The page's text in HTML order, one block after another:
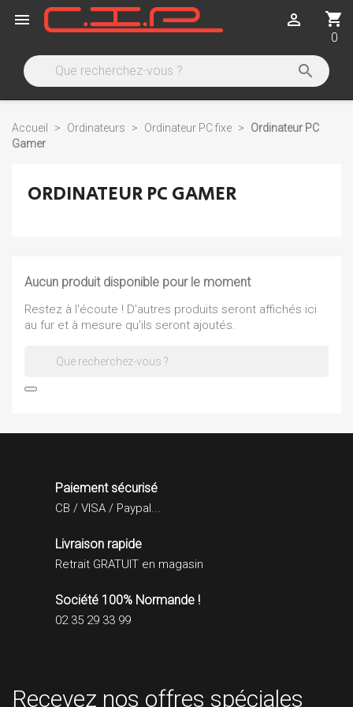
 shopping_cart
0


Accueil Ordinateurs Ordinateur PC fixe
Ordinateur PC
Gamer
ORDINATEUR PC GAMER
Aucun produit disponible pour le moment
Restez à l'écoute ! D'autres produits seront affichés ici
au fur et à mesure qu'ils seront ajoutés.
Paiement sécurisé
CB / VISA / Paypal...
Livraison rapide
Retrait GRATUIT en magasin
Société 100% Normande !
02 35 29 33 99
Recevez nos offres spéciales